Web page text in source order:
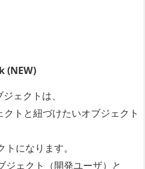
ェクトは、
トと紐づけたいオブジェクト
になります。
ジェクト（開発ユーザ）と